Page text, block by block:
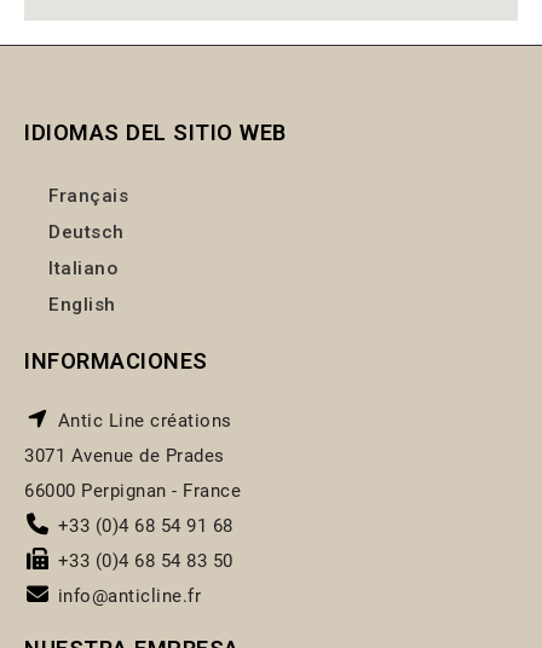
IDIOMAS DEL SITIO WEB
Français
Deutsch
Italiano
English
INFORMACIONES
Antic Line créations
3071 Avenue de Prades
66000 Perpignan - France
+33 (0)4 68 54 91 68
+33 (0)4 68 54 83 50
info@anticline.fr